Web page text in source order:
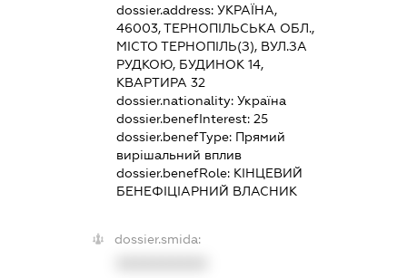
dossier.address:УКРАЇНА,
46003, ТЕРНОПІЛЬСЬКА ОБЛ.,
МІСТО ТЕРНОПІЛЬ(З), ВУЛ.ЗА
РУДКОЮ, БУДИНОК 14,
КВАРТИРА 32
dossier.nationality:Україна
dossier.benefInterest:25
dossier.benefType: Прямий
вирішальний вплив
dossier.benefRole: КІНЦЕВИЙ
БЕНЕФІЦІАРНИЙ ВЛАСНИК
dossier.smida: